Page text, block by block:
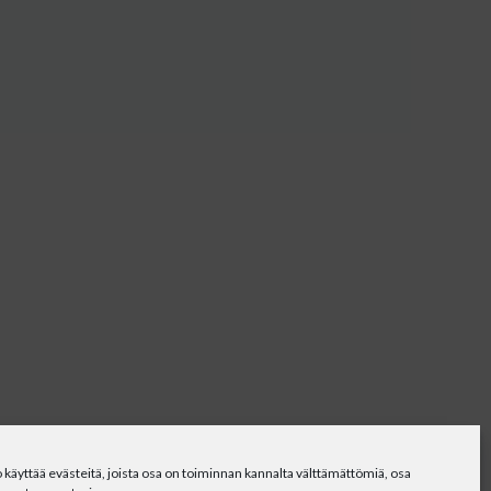
käyttää evästeitä, joista osa on toiminnan kannalta välttämättömiä, osa